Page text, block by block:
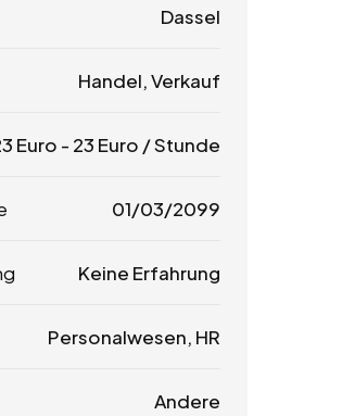
Dassel
Handel, Verkauf
Euro - 23 Euro / Stunde
01/03/2099
Keine Erfahrung
Personalwesen, HR
Andere